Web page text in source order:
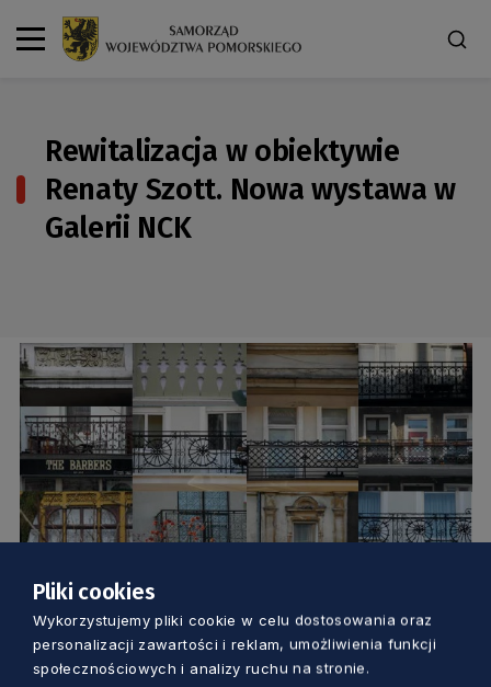
Rewitalizacja w obiektywie
Renaty Szott. Nowa wystawa w
Galerii NCK
KULTURA
Rewitalizacja w obiektywie Renaty Szott.
Pliki cookies
Wykorzystujemy pliki cookie w celu dostosowania oraz
personalizacji zawartości i reklam, umożliwienia funkcji
społecznościowych i analizy ruchu na stronie.